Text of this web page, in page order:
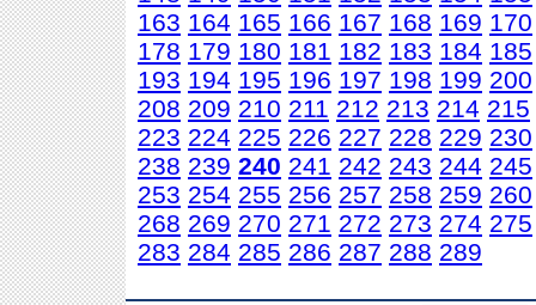
163 164 165 166 167 168 169 170
178 179 180 181 182 183 184 185
193 194 195 196 197 198 199 200
208 209 210 211 212 213 214 215
223 224 225 226 227 228 229 230
238 239 240 241 242 243 244 245
253 254 255 256 257 258 259 260
268 269 270 271 272 273 274 275
283 284 285 286 287 288 289